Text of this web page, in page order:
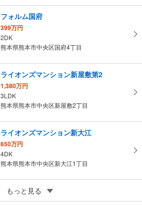
フォルム国府
399万円
2DK
熊本県熊本市中央区国府4丁目
ライオンズマンション新屋敷第2
1,380万円
3LDK
熊本県熊本市中央区新屋敷2丁目
ライオンズマンション新大江
650万円
4DK
熊本県熊本市中央区新大江1丁目
成約でもらえる
ビブレ本山
もっと見る